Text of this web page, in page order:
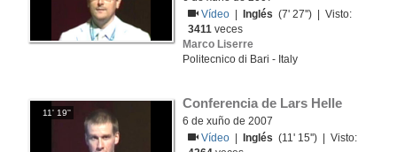
Vídeo
Inglés (7' 27'') | Visto:
3411 veces
Marco Liserre
Politecnico di Bari - Italy
11' 19''
Conferencia de Lars Helle
6 de xuño de 2007
Vídeo
Inglés (11' 15'') | Visto: